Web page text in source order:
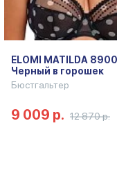
ELOMI MATILDA 8900
Черный в горошек
Бюстгальтер
9 009 р. 12 870 р.